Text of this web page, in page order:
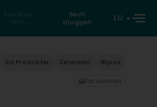
Reverse
Sich
Sech
aloggen
LU
Eis Produkter Zerwisser Bijoux
Fax uweisen